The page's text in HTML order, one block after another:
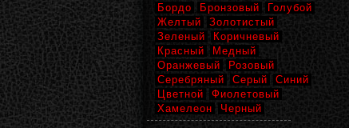
Бордо
Бронзовый
Голубой
Желтый
Золотистый
Зеленый
Коричневый
Красный
Медный
Оранжевый
Розовый
Серебряный
Серый
Синий
Цветной
Фиолетовый
Хамелеон
Черный